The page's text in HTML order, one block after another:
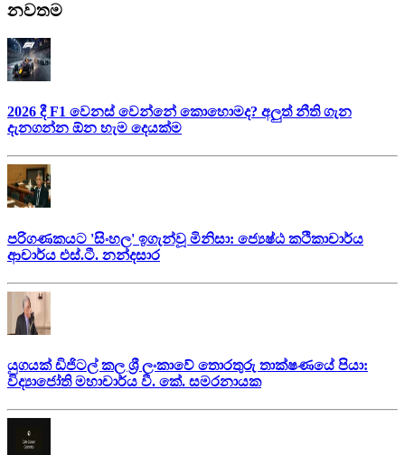
නවතම
2026 දී F1 වෙනස් වෙන්නේ කොහොමද? අලුත් නීති ගැන
දැනගන්න ඕන හැම දෙයක්ම
පරිගණකයට 'සිංහල' ඉගැන්වූ මිනිසා: ජ්‍යෙෂ්ඨ කථිකාචාර්ය
ආචාර්ය එස්.ටී. නන්දසාර
යුගයක් ඩිජිටල් කල ශ්‍රී ලංකාවේ තොරතුරු තාක්ෂණයේ පියා:
විද්‍යාජෝති මහාචාර්ය වී. කේ. සමරනායක